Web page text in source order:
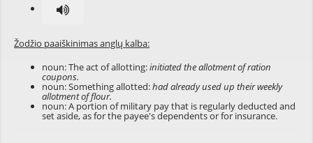
Žodžio paaiškinimas anglų kalba:
noun: The act of allotting:initiated the allotment of ration
coupons.
noun: Something allotted:had already used up their weekly
allotment of flour.
noun: A portion of military pay that is regularly deducted and
set aside, as for the payee's dependents or for insurance.